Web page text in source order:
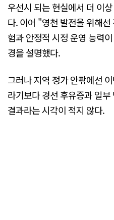
우선시 되는 현실에서 더 이
다. 이어 "영천 발전을 위해
험과 안정적 시정 운영 능력
경을 설명했다.
그러나 지역 정가 안팎에선
라기보다 경선 후유증과 일
결과라는 시각이 적지 않다.